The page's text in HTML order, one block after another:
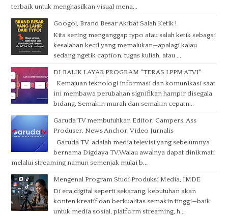
terbaik untuk menghasilkan visual mena...
Googol, Brand Besar Akibat Salah Ketik !
Kita sering menganggap typo atau salah ketik sebagai
kesalahan kecil yang memalukan—apalagi kalau
sedang ngetik caption, tugas kuliah, atau ...
DI BALIK LAYAR PROGRAM "TERAS LPPM ATVI"
Kemajuan teknologi informasi dan komunikasi saat
ini membawa perubahan signifikan hampir disegala
bidang. Semakin murah dan semakin cepatn...
Garuda TV membutuhkan Editor, Campers, Ass
Produser, News Anchor, Video Jurnalis
Garuda TV adalah media televisi yang sebelumnya
bernama Digdaya TV,Walau awalnya dapat dinikmati
melalui streaming namun semenjak mulai b...
Mengenal Program Studi Produksi Media, IMDE
Di era digital seperti sekarang, kebutuhan akan
konten kreatif dan berkualitas semakin tinggi—baik
untuk media sosial, platform streaming, h...